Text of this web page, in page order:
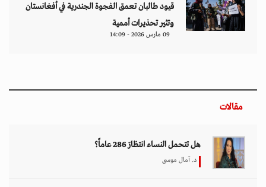
قيود طالبان تعمق الفجوة الجندرية في أفغانستان
وتثير تحذيرات أممية
09 مارس 2026 - 14:09
مقالات
هل تتحمل النساء انتظارَ 286 عاماً؟
د. آمال موسى